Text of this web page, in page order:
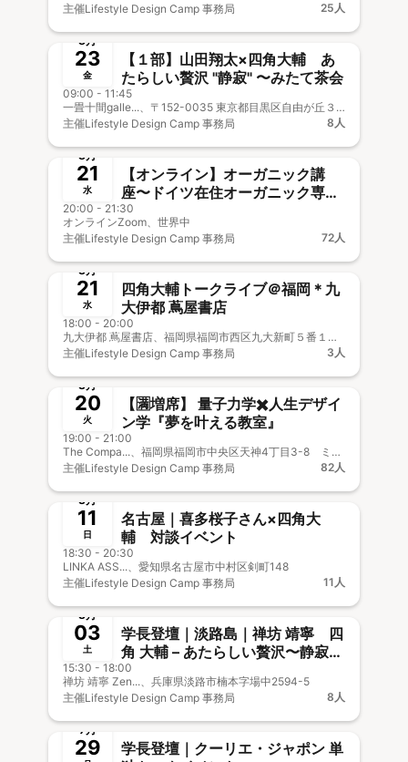
主催Lifestyle Design Camp 事務局 25人
終了
8月
23
金
【１部】山田翔太×四角大輔 あ
たらしい贅沢 "静寂" 〜みたて茶会
09:00 - 11:45
一畳十間galle...、〒152-0035 東京都目黒区自由が丘３丁目１４−８
主催Lifestyle Design Camp 事務局 8人
終了
8月
21
水
【オンライン】オーガニック講
座〜ドイツ在住オーガニック専門
家のレムケなつこさん〜
20:00 - 21:30
オンラインZoom、世界中
主催Lifestyle Design Camp 事務局 72人
終了
8月
21
水
四角大輔トークライブ＠福岡＊九
大伊都 蔦屋書店
18:00 - 20:00
九大伊都 蔦屋書店、福岡県福岡市西区九大新町５番１いとLab+
主催Lifestyle Design Camp 事務局 3人
終了
8月
20
火
【🈵増席】 量子力学✖️人生デザイ
ン学『夢を叶える教室』
19:00 - 21:00
The Compa...、福岡県福岡市中央区天神4丁目3-8 ミーナ天神 8階
主催Lifestyle Design Camp 事務局 82人
終了
8月
11
日
名古屋｜喜多桜子さん×四角大
輔 対談イベント
18:30 - 20:30
LINKA ASS...、愛知県名古屋市中村区剣町148
主催Lifestyle Design Camp 事務局 11人
終了
8月
03
土
学長登壇｜淡路島｜禅坊 靖寧 四
角 大輔 – あたらしい贅沢〜静寂の
つくり方〜
15:30 - 18:00
禅坊 靖寧 Zen...、兵庫県淡路市楠本字場中2594-5
主催Lifestyle Design Camp 事務局 8人
終了
7月
29
学長登壇｜クーリエ・ジャポン 単